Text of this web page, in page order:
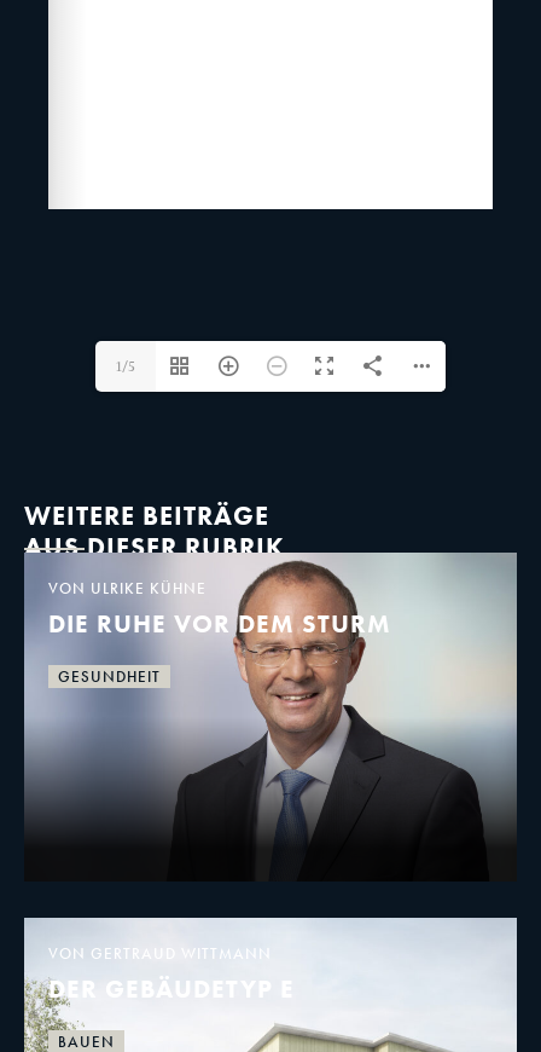
1/5
WEITERE BEITRÄGE
AUS DIESER RUBRIK
VON ULRIKE KÜHNE
DIE RUHE VOR DEM STURM
GESUNDHEIT
VON GERTRAUD WITTMANN
DER GEBÄUDETYP E
BAUEN